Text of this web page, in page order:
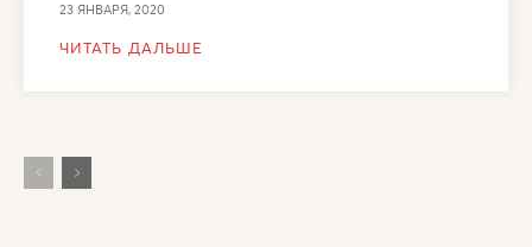
23 ЯНВАРЯ, 2020
ЧИТАТЬ ДАЛЬШЕ